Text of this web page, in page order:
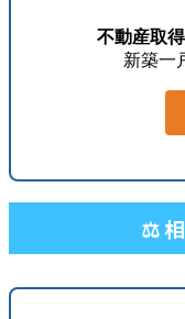
不動産取
新築一
⚖️